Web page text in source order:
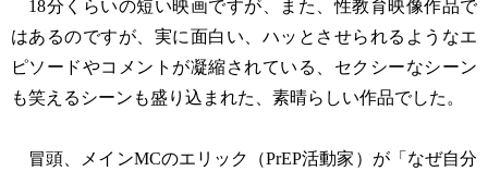
18分くらいの短い映画ですが、また、性教育映像作品で
はあるのですが、実に面白い、ハッとさせられるようなエ
ピソードやコメントが凝縮されている、セクシーなシーン
も笑えるシーンも盛り込まれた、素晴らしい作品でした。
冒頭、メインMCのエリック（PrEP活動家）が「なぜ自分